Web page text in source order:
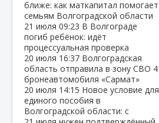
ближе: как маткапитал помогает
семьям Волгоградской области
21 июля 09:23 В Волгограде
погиб ребёнок: идёт
процессуальная проверка
20 июля 16:37 Волгоградская
область отправила в зону СВО 4
бронеавтомобиля «Сармат»
20 июля 14:15 Новое условие для
единого пособия в
Волгоградской области: с